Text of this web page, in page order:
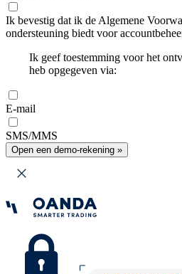
Ik bevestig dat ik de Algemene
ondersteuning biedt voor
Ik geef toestemming voor het
heb opgegeven via:
E-mail
SMS/MMS
Open een demo-rekening »